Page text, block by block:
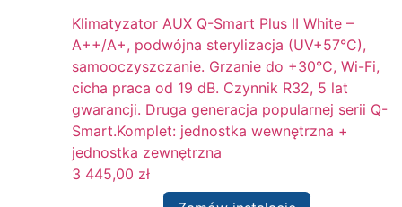
Klimatyzator AUX Q-Smart Plus II White –
A++/A+, podwójna sterylizacja (UV+57°C),
samooczyszczanie. Grzanie do +30°C, Wi-Fi,
cicha praca od 19 dB. Czynnik R32, 5 lat
gwarancji. Druga generacja popularnej serii Q-
Smart.Komplet: jednostka wewnętrzna +
jednostka zewnętrzna
3 445,00 zł